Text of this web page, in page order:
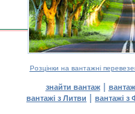
Розцінки на вантажні
знайти вантаж|
вантажі з Литви | вантажі з